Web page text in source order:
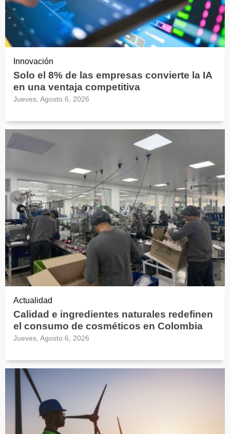
Innovación
Solo el 8% de las empresas convierte la IA
en una ventaja competitiva
Jueves, Agosto 6, 2026
Actualidad
Calidad e ingredientes naturales redefinen
el consumo de cosméticos en Colombia
Jueves, Agosto 6, 2026